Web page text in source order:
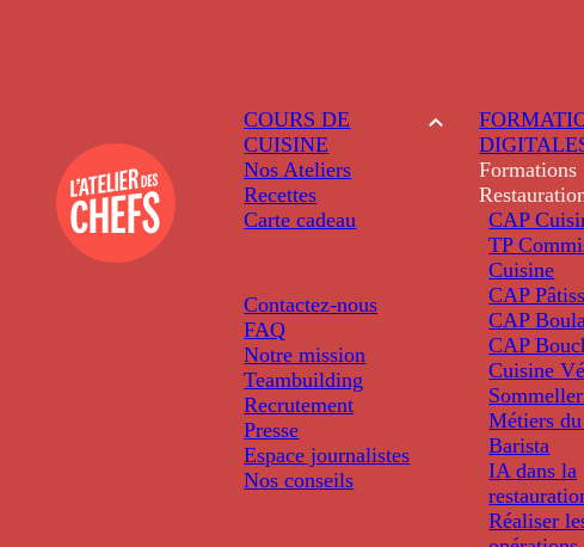
COURS DE
CUISINE
Nos Ateliers
Recettes
Carte cadeau
Contactez-nous
FAQ
Notre mission
Teambuilding
Recrutement
Presse
Espace journalistes
Nos conseils
Formations
CAP
TP
Cuisine
CAP
CAP
CAP
Cuisine
Métiers
Barista
IA dans la
Réaliser